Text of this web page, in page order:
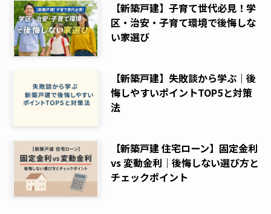
【新築戸建】子育て世代必見！学
区・治安・子育て環境で後悔しな
い家選び
【新築戸建】失敗談から学ぶ｜後
悔しやすいポイントTOP5と対策
法
【新築戸建 住宅ローン】固定金利
vs 変動金利｜後悔しない選び方と
チェックポイント